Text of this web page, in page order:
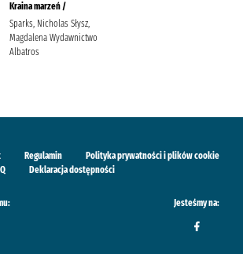
Kraina marzeń /
Sparks, Nicholas Słysz,
Magdalena Wydawnictwo
Albatros
Regulamin
Polityka prywatności i plików cookie
Deklaracja dostępności
Jesteśmy na: